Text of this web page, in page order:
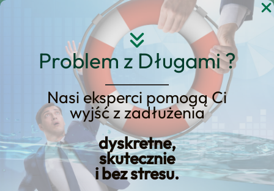
Problem z Długami ?
Nasi eksperci pomogą Ci
wyjść z zadłużenia
dyskretne,
skutecznie
i bez stresu.
Przejdź
Jak Efektywnie
Skonsolidować Kredyty?